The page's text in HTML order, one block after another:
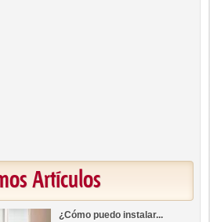
Artículos
¿Cómo puedo instalar...